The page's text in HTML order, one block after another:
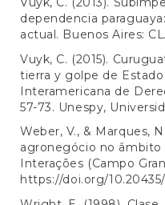
dependencia
actual. Buenos Aires:
Vuyk, C. (2015).
tierra y golpe de
Interamericana de
57-73. Unespy,
Weber, V., & Marques,
agronegócio no âmbito
Interações (Campo
https://doi.org/